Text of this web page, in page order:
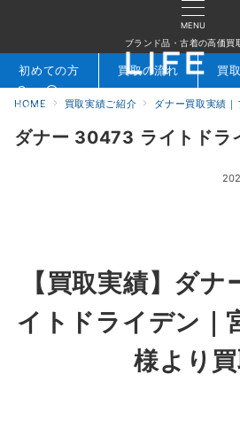
MENU
ブランド品・古着の高価買
検索 お問合せ
初めての方 買取の流れ 買
HOME 買取実績ご紹介 ダナー買取実績
ダナー 30473 ライトドラ
【買取実績】ダ
イトドライデン
様より